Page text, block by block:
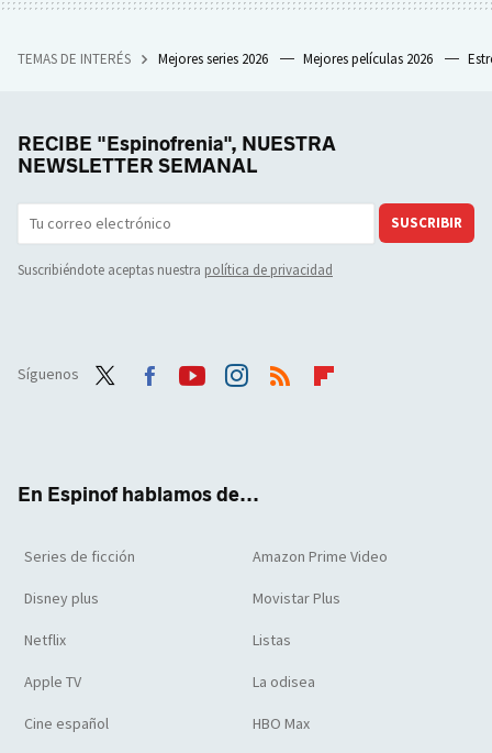
TEMAS DE INTERÉS Mejores series 2026 Mejores películas 2026
RECIBE "Espinofrenia", NUESTRA
NEWSLETTER SEMANAL
SUSCRIBIR
Suscribiéndote aceptas nuestra política de privacidad
Síguenos
En Espinof hablamos de...
Series de ficción Amazon Prime Video
Disney plus Movistar Plus
Netflix Listas
Apple TV La odisea
Cine español HBO Max